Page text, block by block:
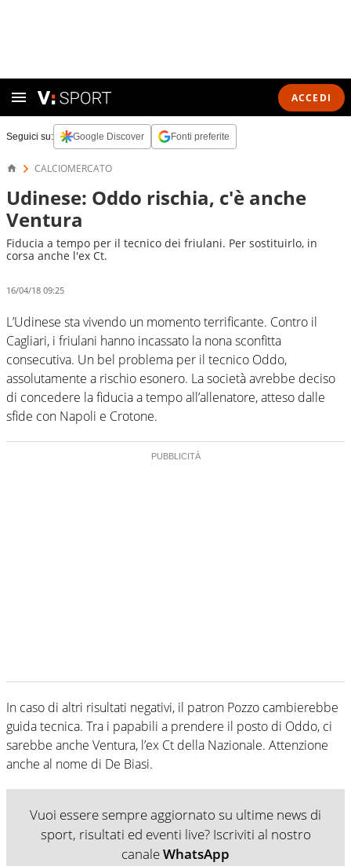
ACCEDI
Seguici su: Google Discover Fonti preferite
CALCIOMERCATO
Udinese: Oddo rischia, c'è anche
Ventura
Fiducia a tempo per il tecnico dei friulani. Per sostituirlo, in
corsa anche l'ex Ct.
16/04/18 09:25
L’Udinese sta vivendo un momento terrificante. Contro il
Cagliari, i friulani hanno incassato la nona sconfitta
consecutiva. Un bel problema per il tecnico Oddo,
assolutamente a rischio esonero. La società avrebbe deciso
di concedere la fiducia a tempo all’allenatore, atteso dalle
sfide con Napoli e Crotone.
In caso di altri risultati negativi, il patron Pozzo cambierebbe
guida tecnica. Tra i papabili a prendere il posto di Oddo, ci
sarebbe anche Ventura, l’ex Ct della Nazionale. Attenzione
anche al nome di De Biasi.
Vuoi essere sempre aggiornato su ultime news di
sport, risultati ed eventi live? Iscriviti al nostro
canaleWhatsApp